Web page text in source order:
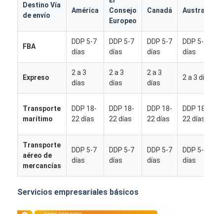
Inicio
Productos
Destino Vía
de envío
América
Consejo
Europeo
Canadá Australia
FBA
DDP 5-7
días
DDP 5-7
días
DDP 5-7
días
DDP 5-7
días
Expreso
2 a 3
días
2 a 3
días
2 a 3
días
2 a 3 días
Transporte
marítimo
DDP 18-
22 días
DDP 18-
22 días
DDP 18-
22 días
DDP 18-
22 días
Transporte
aéreo de
mercancías
DDP 5-7
días
DDP 5-7
días
DDP 5-7
días
DDP 5-7
días
Servicios empresariales básicos